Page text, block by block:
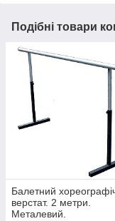
Подібні товари
Балетний
верстат. 2 метри.
Металевий.